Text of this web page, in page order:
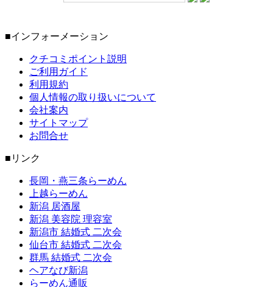
■インフォーメーション
クチコミポイント説明
ご利用ガイド
利用規約
個人情報の取り扱いについて
会社案内
サイトマップ
お問合せ
■リンク
長岡・燕三条らーめん
上越らーめん
新潟 居酒屋
新潟 美容院 理容室
新潟市 結婚式 二次会
仙台市 結婚式 二次会
群馬 結婚式 二次会
ヘアなび新潟
らーめん通販